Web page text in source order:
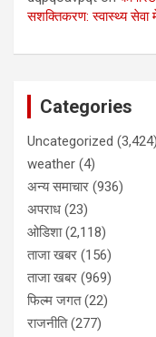
सशक्तिकरण: स्वास्थ्य सेवा
Categories
Uncategorized (3,424)
weather (4)
अन्य समाचार (936)
अपराध (23)
ओडिशा(2,118)
ताजा खबर (156)
ताजा खबर (969)
फिल्म जगत(22)
राजनीति(277)